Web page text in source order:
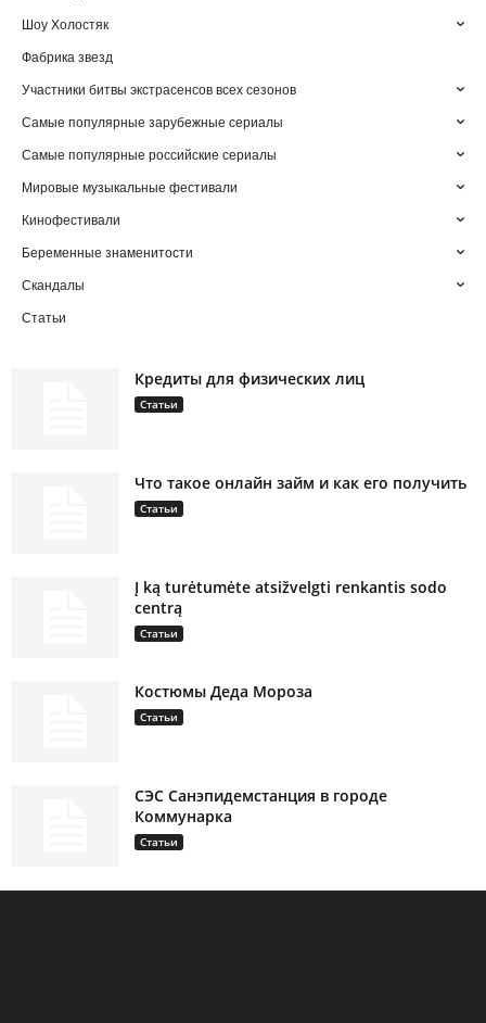
Шоу Холостяк
Фабрика звезд
Участники битвы экстрасенсов всех сезонов
Самые популярные зарубежные сериалы
Самые популярные российские сериалы
Мировые музыкальные фестивали
Кинофестивали
Беременные знаменитости
Скандалы
Статьи
Кредиты для физических лиц
Статьи
Что такое онлайн займ и как его получить
Статьи
Į ką turėtumėte atsižvelgti renkantis sodo
centrą
Статьи
Костюмы Деда Мороза
Статьи
СЭС Санэпидемстанция в городе
Коммунарка
Статьи